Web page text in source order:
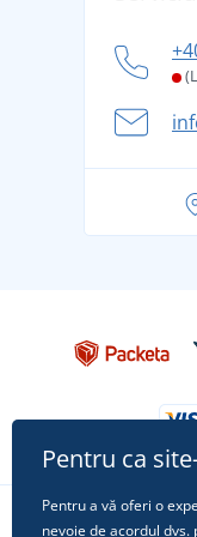
și în siguranță
Aventura de
pentru vacanță
Tricoul preferat
Pentru ca
Pentru a vă oferi o
nevoie de acordul